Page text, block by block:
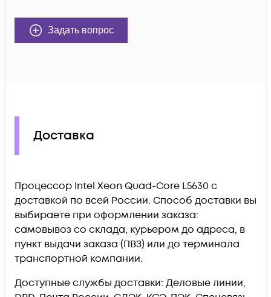
Задать вопрос
Доставка
Процессор Intel Xeon Quad-Core L5630 c
доставкой по всей России. Способ доставки вы
выбираете при оформлении заказа:
самовывоз со склада, курьером до адреса, в
пункт выдачи заказа (ПВЗ) или до терминала
транспортной компании.
Доступные службы доставки: Деловые линии,